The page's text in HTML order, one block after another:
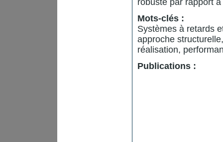
robuste par rapport
Mots-clés :
Systèmes à retards
approche
réalisation,
Publications :